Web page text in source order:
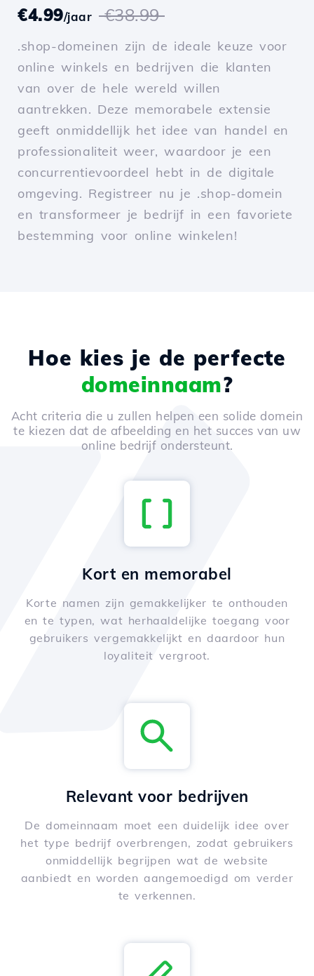
€4.99/jaar €38.99
.shop-domeinen zijn de ideale keuze voor
online winkels en bedrijven die klanten
van over de hele wereld willen
aantrekken. Deze memorabele extensie
geeft onmiddellijk het idee van handel en
professionaliteit weer, waardoor je een
concurrentievoordeel hebt in de digitale
omgeving. Registreer nu je .shop-domein
en transformeer je bedrijf in een favoriete
bestemming voor online winkelen!
Hoe kies je de perfecte
domeinnaam?
Acht criteria die u zullen helpen een solide domein
te kiezen dat de afbeelding en het succes van uw
online bedrijf ondersteunt.
Kort en memorabel
Korte namen zijn gemakkelijker te onthouden
en te typen, wat herhaaldelijke toegang voor
gebruikers vergemakkelijkt en daardoor hun
loyaliteit vergroot.
Relevant voor bedrijven
De domeinnaam moet een duidelijk idee over
het type bedrijf overbrengen, zodat gebruikers
onmiddellijk begrijpen wat de website
aanbiedt en worden aangemoedigd om verder
te verkennen.